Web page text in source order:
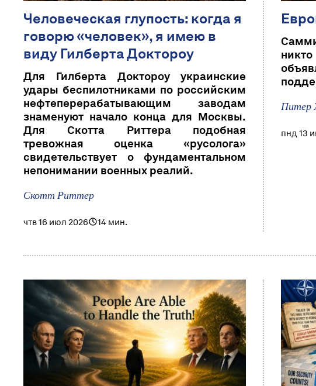
Человеческая глупость: когда я
говорю «человек», я имею в
виду Гилберта Доктороу
Для Гилберта Доктороу украинские
удары беспилотниками по российским
нефтеперерабатывающим заводам
знаменуют начало конца для Москвы.
Для Скотта Риттера подобная
тревожная оценка «русолога»
свидетельствует о фундаментальном
непонимании военных реалий.
Скотт Риттер
чтв 16 июл 2026 14 мин.
Питер
пнд 13